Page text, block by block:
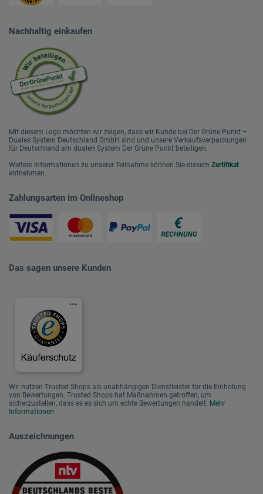
Nachhaltig einkaufen
Mit diesem Logo möchten wir zeigen, dass wir Kunde bei Der Grüne Punkt –
Duales System Deutschland GmbH sind und unsere Verkaufsverpackungen
für Deutschland am dualen System Der Grüne Punkt beteiligen.
Weitere Informationen zu unserer Teilnahme können Sie diesem Zertifikat
entnehmen.
Zahlungsarten im Onlineshop
Das sagen unsere Kunden
Wir nutzen Trusted Shops als unabhängigen Dienstleister für die Einholung
von Bewertungen. Trusted Shops hat Maßnahmen getroffen, um
sicherzustellen, dass es es sich um echte Bewertungen handelt. Mehr
Informationen
Auszeichnungen